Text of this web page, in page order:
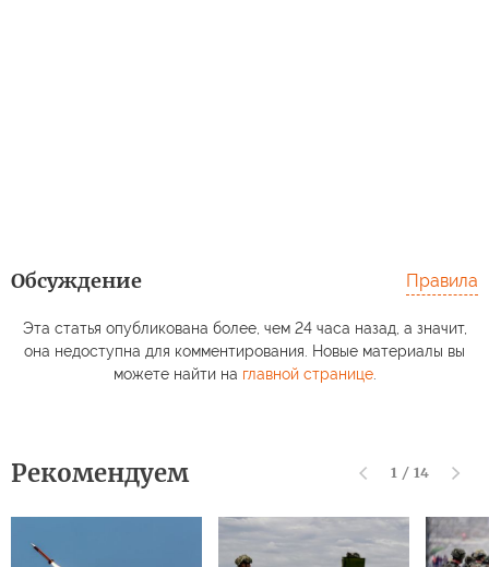
Обсуждение Правила
Эта статья опубликована более, чем 24 часа назад, а значит,
она недоступна для комментирования. Новые материалы вы
можете найти на главной странице.
Рекомендуем 1 / 14